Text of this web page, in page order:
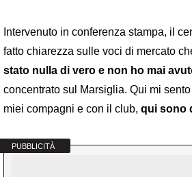
Intervenuto in conferenza stampa, il
fatto chiarezza sulle voci di mercato
stato nulla di vero e non ho mai
concentrato sul Marsiglia. Qui mi
miei compagni e con il club, qui sono
PUBBLICITÀ